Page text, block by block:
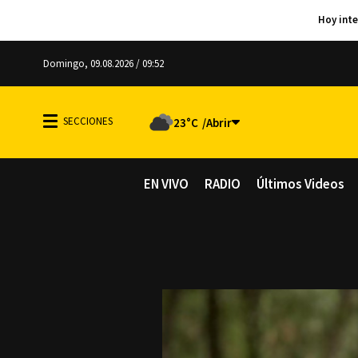
Domingo, 09.08.2026 / 09:52
23°C
EN VIVO RADIO Últimos Videos